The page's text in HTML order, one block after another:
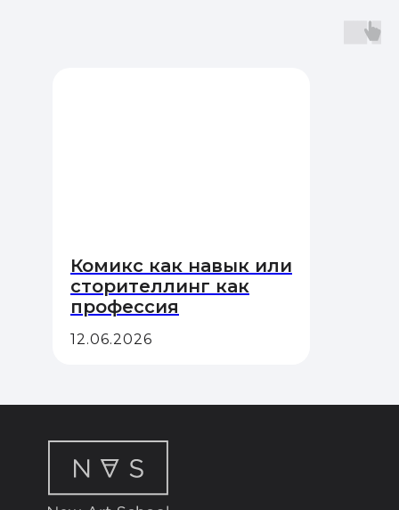
Комикс как навык или
сторителлинг как
профессия
12.06.2026